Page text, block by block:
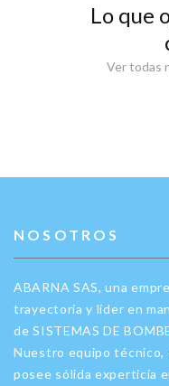
Lo que
Ver todas
NOSOTROS
ABARNA SAS, una
trayectoria y líder en
de SISTEMAS DE
Nuestro equipo técnico,
posee sólida experticia